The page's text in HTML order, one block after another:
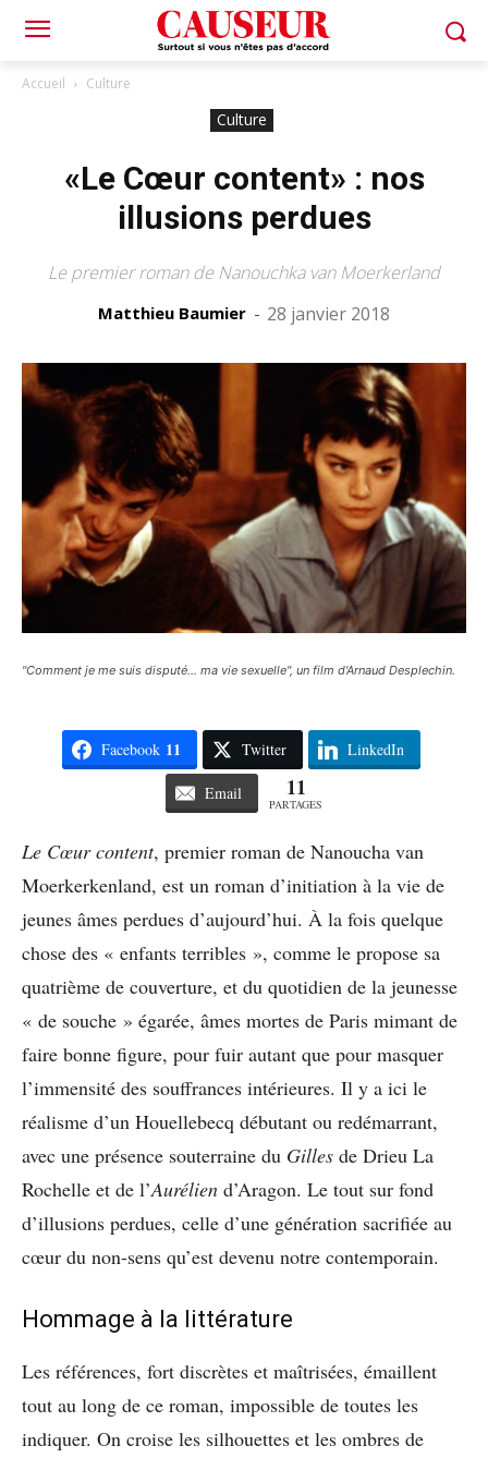
Accueil Culture
Culture
«Le Cœur content» : nos
illusions perdues
Le premier roman de Nanouchka van Moerkerland
Matthieu Baumier - 28 janvier 2018
"Comment je me suis disputé... ma vie sexuelle", un film d'Arnaud Desplechin.
Facebook 11 Twitter LinkedIn
Email 11
PARTAGES
Le Cœur content, premier roman de Nanoucha van
Moerkerkenland, est un roman d’initiation à la vie de
jeunes âmes perdues d’aujourd’hui. À la fois quelque
chose des « enfants terribles », comme le propose sa
quatrième de couverture, et du quotidien de la jeunesse
« de souche » égarée, âmes mortes de Paris mimant de
faire bonne figure, pour fuir autant que pour masquer
l’immensité des souffrances intérieures. Il y a ici le
réalisme d’un Houellebecq débutant ou redémarrant,
avec une présence souterraine du Gilles de Drieu La
Rochelle et de l’Aurélien d’Aragon. Le tout sur fond
d’illusions perdues, celle d’une génération sacrifiée au
cœur du non-sens qu’est devenu notre contemporain.
Hommage à la littérature
Les références, fort discrètes et maîtrisées, émaillent
tout au long de ce roman, impossible de toutes les
indiquer. On croise les silhouettes et les ombres de